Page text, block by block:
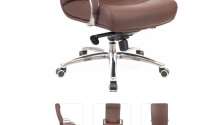
3-местные офисные
диваны
НАСТОЛЬНЫЕ
СВЕТИЛЬНИКИ
ДОСКИ для
презентаций
Табуреты для
Пластиковая
балкона
KETER,
Allibert
ЗОНА
Садовые
кашпо
Шезлонги
Садовые
скамейки